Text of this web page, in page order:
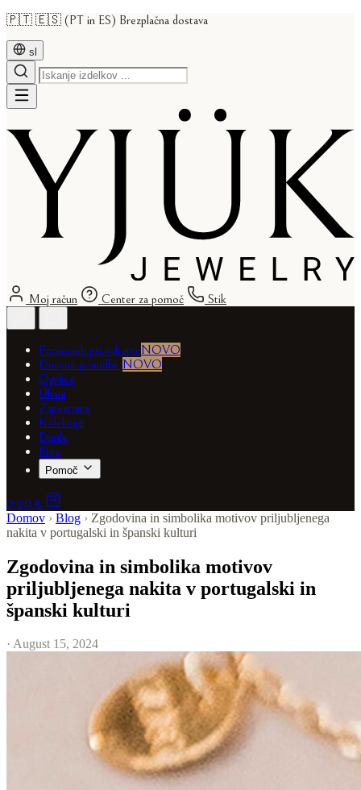
🇵🇹 🇪🇸 (PT in ES) Brezplačna dostava
sl
Moj račun Center za pomoč Stik
Pomočnik pri nakupu NOVO
Dnevne ponudbe NOVO
Ogrlice
Uhani
Zapestnice
Kolekcije
Darila
Blog
Pomoč
0,00 €
Domov › Blog › Zgodovina in simbolika motivov priljubljenega
nakita v portugalski in španski kulturi
Zgodovina in simbolika motivov
priljubljenega nakita v portugalski in
španski kulturi
· August 15, 2024